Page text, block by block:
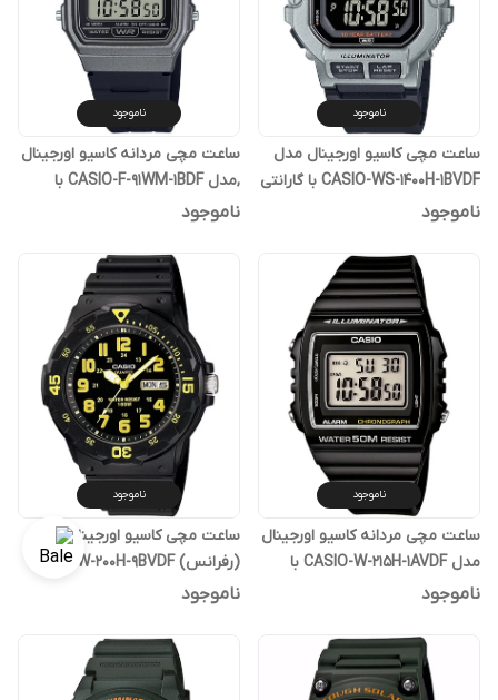
ناموجود
ساعت مچی کاسیو اورجینال مدل
CASIO-WS-1400H-1BVDF با گارانتی
یکساله پوزیترون
ناموجود
ناموجود
ساعت مچی مردانه کاسیو اورجینال
,مدل CASIO-F-91WM-1BDF با
گارانتی یکساله پوزیترون
ناموجود
ناموجود
ساعت مچی مردانه کاسیو اورجینال
مدل CASIO-W-215H-1AVDF با
گارانتی یکساله پوزیترون
ناموجود
ناموجود
ساعت مچی کاسیو اورجینال مدل
(رفرانس) MRW-200H-9BVDF
ناموجود